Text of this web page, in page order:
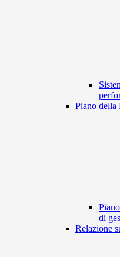
Piano della
di
Relazione